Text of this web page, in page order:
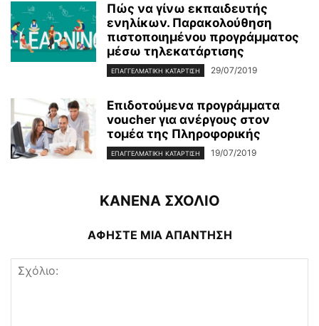
Πώς να γίνω εκπαιδευτής
ενηλίκων. Παρακολούθηση
πιστοποιημένου προγράμματος
μέσω τηλεκατάρτισης
ΕΠΑΓΓΕΛΜΑΤΙΚΉ ΚΑΤΆΡΤΙΣΗ 29/07/2019
Επιδοτούμενα προγράμματα
voucher για ανέργους στον
τομέα της Πληροφορικής
ΕΠΑΓΓΕΛΜΑΤΙΚΉ ΚΑΤΆΡΤΙΣΗ 19/07/2019
ΚΑΝΕΝΑ ΣΧΟΛΙΟ
ΑΦΗΣΤΕ ΜΙΑ ΑΠΑΝΤΗΣΗ